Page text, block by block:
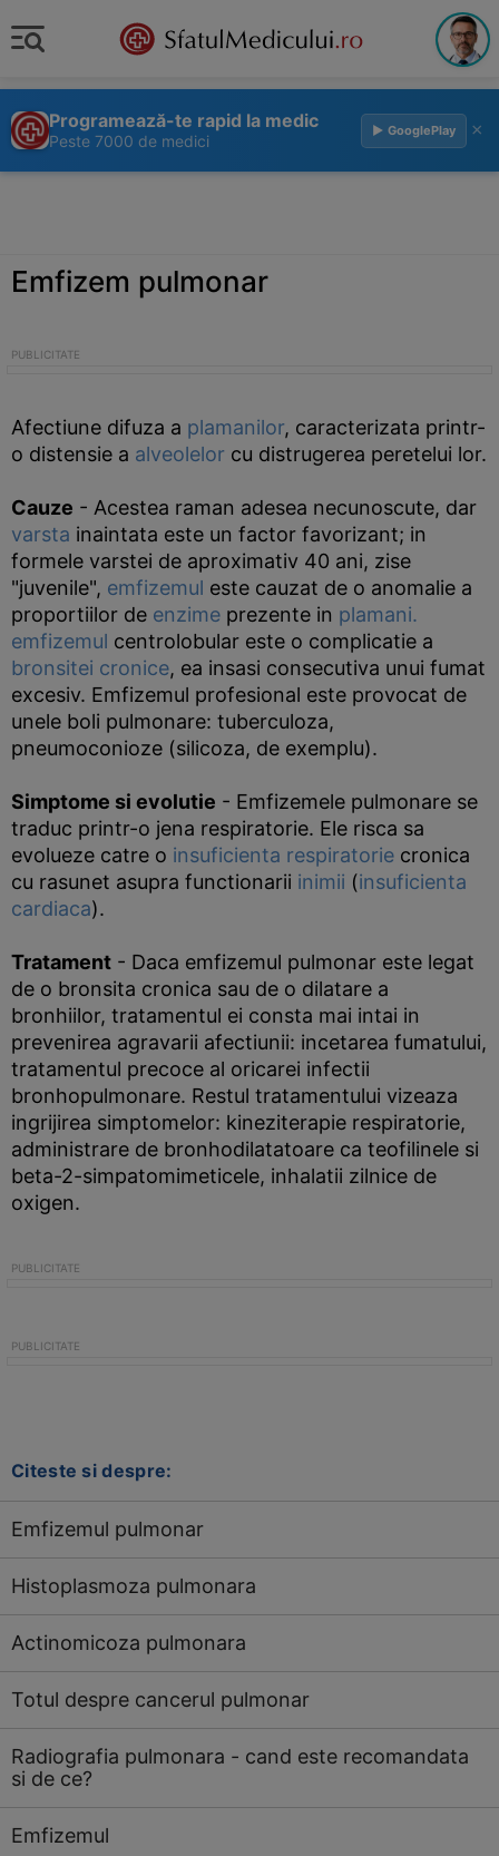
Programează-te rapid la medic
Peste 7000 de medici
▶ GooglePlay ×
Emfizem pulmonar
Afectiune difuza a plamanilor, caracterizata printr-
o distensie a alveolelor cu distrugerea peretelui lor.
Cauze - Acestea raman adesea necunoscute, dar
varsta inaintata este un factor favorizant; in
formele varstei de aproximativ 40 ani, zise
"juvenile", emfizemul este cauzat de o anomalie a
proportiilor de enzime prezente in plamani.
emfizemul centrolobular este o complicatie a
bronsitei cronice, ea insasi consecutiva unui fumat
excesiv. Emfizemul profesional este provocat de
unele boli pulmonare: tuberculoza,
pneumoconioze (silicoza, de exemplu).
Simptome si evolutie - Emfizemele pulmonare se
traduc printr-o jena respiratorie. Ele risca sa
evolueze catre o insuficienta respiratorie cronica
cu rasunet asupra functionarii inimii (insuficienta
cardiaca).
Tratament - Daca emfizemul pulmonar este legat
de o bronsita cronica sau de o dilatare a
bronhiilor, tratamentul ei consta mai intai in
prevenirea agravarii afectiunii: incetarea fumatului,
tratamentul precoce al oricarei infectii
bronhopulmonare. Restul tratamentului vizeaza
ingrijirea simptomelor: kineziterapie respiratorie,
administrare de bronhodilatatoare ca teofilinele si
beta-2-simpatomimeticele, inhalatii zilnice de
oxigen.
Citeste si despre:
Emfizemul pulmonar
Histoplasmoza pulmonara
Actinomicoza pulmonara
Totul despre cancerul pulmonar
Radiografia pulmonara - cand este recomandata
si de ce?
Emfizemul